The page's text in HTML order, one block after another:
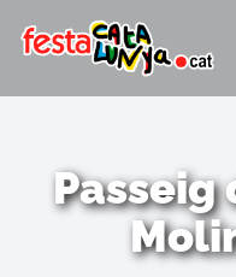
Passeig